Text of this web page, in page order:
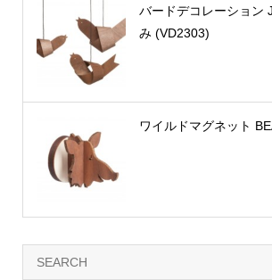
バードデコレーション
み (VD2303)
ワイルドマグネット